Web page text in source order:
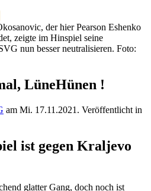
LüneHünen !
am Mi. 17.11.2021 . Veröffentlicht in
ist gegen Kraljevo
glatter Gang, doch noch ist